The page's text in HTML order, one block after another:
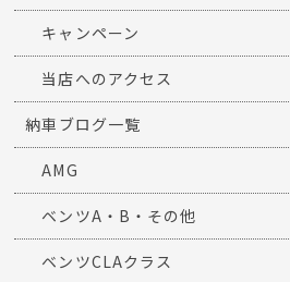
キャンペーン
当店へのアクセス
納車ブログ一覧
AMG
ベンツA・B・その他
ベンツCLAクラス